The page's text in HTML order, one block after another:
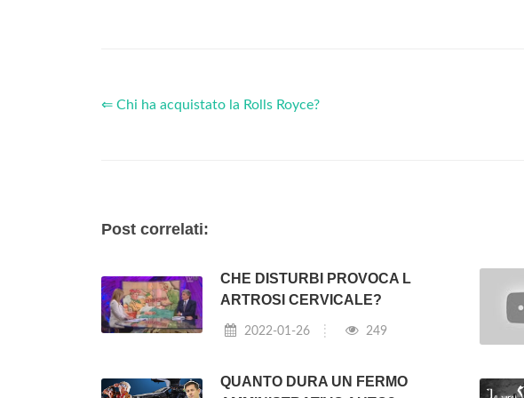
⇐ Chi ha acquistato la Rolls Royce?
Post correlati:
CHE DISTURBI PROVOCA L
ARTROSI CERVICALE?
2022-01-26 249
QUANTO DURA UN FERMO